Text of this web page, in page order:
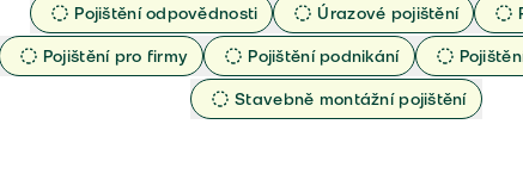
Pojištění odpovědnosti
Úrazové pojištění
Pojištění pro firmy
Pojištění podnikání
Stavebně montážní pojištění